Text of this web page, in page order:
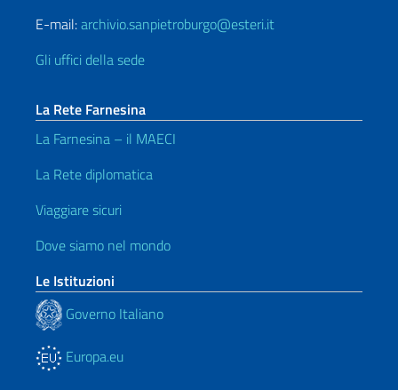
E-mail:archivio.sanpietroburgo@esteri.it
Gli uffici della sede
La Rete Farnesina
La Farnesina – il MAECI
La Rete diplomatica
Viaggiare sicuri
Dove siamo nel mondo
Le Istituzioni
Governo Italiano
Europa.eu